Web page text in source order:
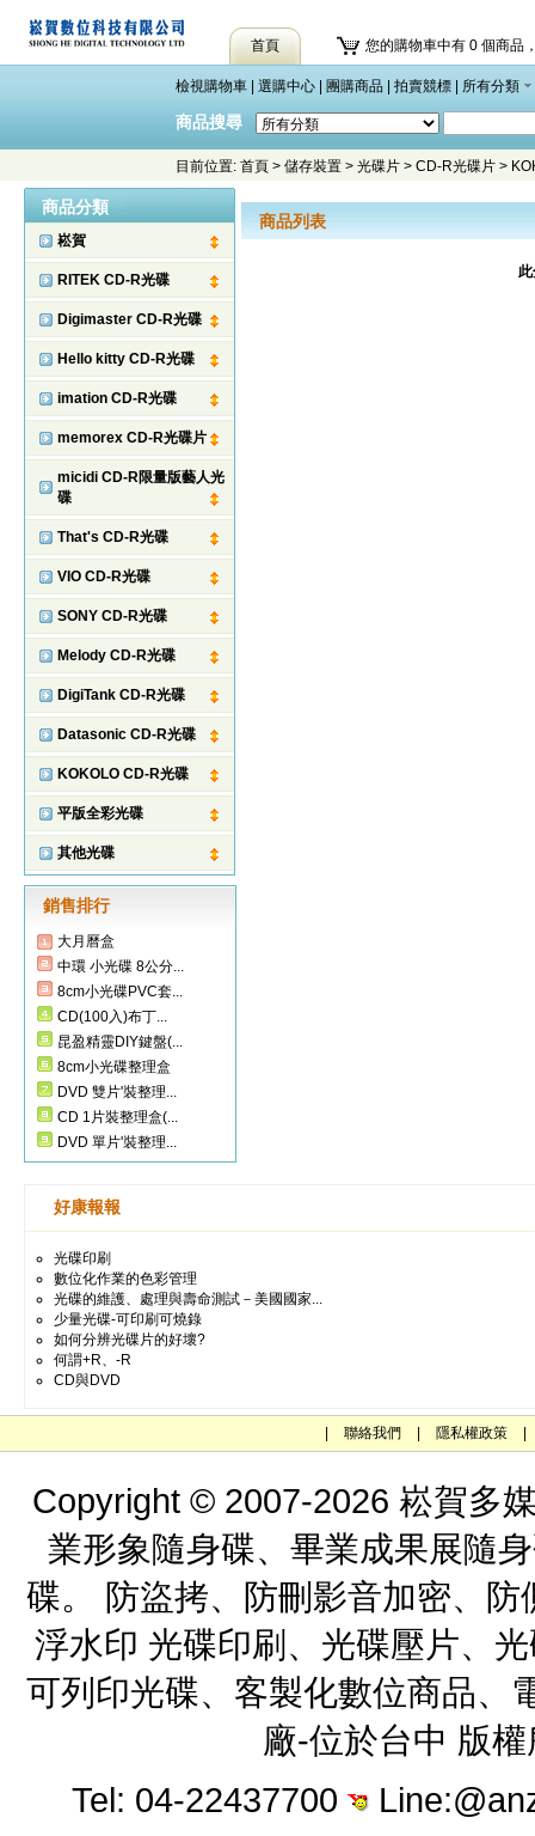
首頁 您的購物車中有 0 個商品
檢視購物車 選購中心 團購商品 拍賣競標 所有分類
商品搜尋
目前位置: 首頁 > 儲存裝置 > 光碟片 > CD-R光碟片 >
商品分類
崧賀
RITEK CD-R光碟
Digimaster CD-R光碟
Hello kitty CD-R光碟
imation CD-R光碟
memorex CD-R光碟片
micidi CD-R限量版藝人光
碟
That's CD-R光碟
VIO CD-R光碟
SONY CD-R光碟
Melody CD-R光碟
DigiTank CD-R光碟
Datasonic CD-R光碟
KOKOLO CD-R光碟
平版全彩光碟
其他光碟
銷售排行
大月曆盒
中環 小光碟 8公分...
8cm小光碟PVC套...
CD(100入)布丁...
昆盈精靈DIY鍵盤(...
8cm小光碟整理盒
DVD 雙片'裝整理...
CD 1片裝整理盒(...
DVD 單片'裝整理...
商品列表
好康報報
光碟印刷
數位化作業的色彩管理
光碟的維護、處理與壽命測試－美國國家...
少量光碟-可印刷可燒錄
如何分辨光碟片的好壞?
何謂+R、-R
CD與DVD
聯絡我們 隱私權政策
Copyright © 2007-2026 崧賀多
業形象隨身碟、畢業成果展隨
碟。 防盜拷、防刪影音加密、
浮水印 光碟印刷、光碟壓片、
可列印光碟、客製化數位商品、
廠-位於台中 版
Tel: 04-22437700